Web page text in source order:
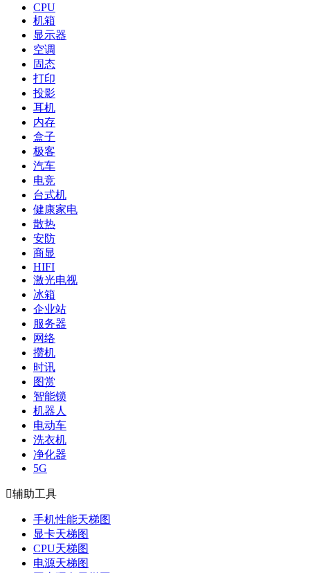
CPU
机箱
显示器
空调
固态
打印
投影
耳机
内存
盒子
极客
汽车
电竞
台式机
健康家电
散热
安防
商显
HIFI
激光电视
冰箱
企业站
服务器
网络
攒机
时讯
图赏
智能锁
机器人
电动车
洗衣机
净化器
5G
辅助工具
手机性能天梯图
显卡天梯图
CPU天梯图
电源天梯图